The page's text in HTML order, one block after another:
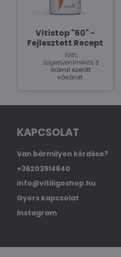
Vitistop "60" -
Fejlesztett Recept
Tóth,
Szigetszentmiklós, 3
órával ezelőtt
vásárolt.
KAPCSOLAT
Van bármilyen kérdése?
+36203914840
info@vitiligoshop.hu
Gyors kapcsolat
Instagram